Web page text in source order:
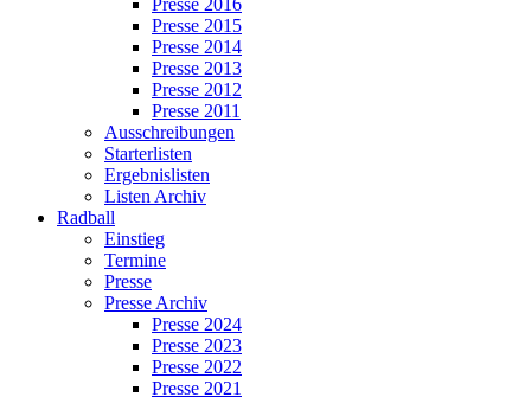
Presse 2016
Presse 2015
Presse 2014
Presse 2013
Presse 2012
Presse 2011
Ausschreibungen
Starterlisten
Ergebnislisten
Listen Archiv
Radball
Einstieg
Termine
Presse
Presse Archiv
Presse 2024
Presse 2023
Presse 2022
Presse 2021